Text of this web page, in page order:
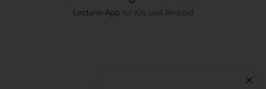
Lecturio-App für iOs und Android